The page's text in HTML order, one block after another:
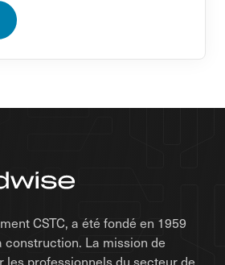
CSTC, a été fondé en 1959
construction. La mission de
les professionnels du secteur de